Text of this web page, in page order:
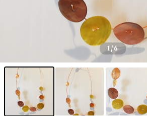
1/6